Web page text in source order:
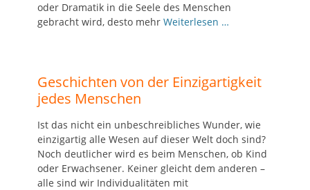
oder Dramatik in die Seele des Menschen
gebracht wird, desto mehr Weiterlesen …
Geschichten von der Einzigartigkeit
jedes Menschen
Ist das nicht ein unbeschreibliches Wunder, wie
einzigartig alle Wesen auf dieser Welt doch sind?
Noch deutlicher wird es beim Menschen, ob Kind
oder Erwachsener. Keiner gleicht dem anderen –
alle sind wir Individualitäten mit